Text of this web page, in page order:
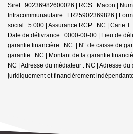
Siret : 90236982600026 | RCS : Macon |
Intracommunautaire : FR25902369826 |
social : 5 000 | Assurance RCP : NC | Carte T
Date de délivrance : 0000-00-00 | Lieu de
garantie financière : NC. | N° de caisse de
garantie : NC | Montant de la garantie
NC | Adresse du médiateur : NC | Adresse du
juridiquement et financièrement